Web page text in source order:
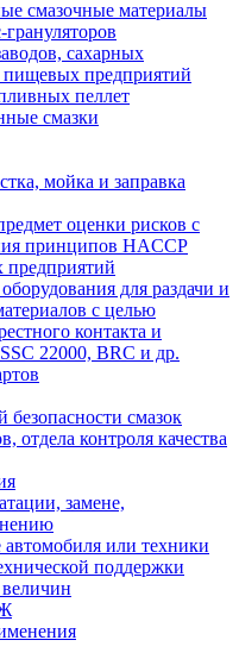
смазочные материалы
сахарных
пищевых предприятий
пеллет
смазки
мойка и заправка
оценки рисков с
принципов HACCP
для раздачи и
с целью
контакта и
22000, BRC и др.
смазок
отдела контроля качества
замене,
или техники
поддержки